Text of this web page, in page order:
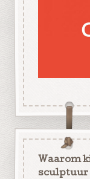
Waarom
sculptuur